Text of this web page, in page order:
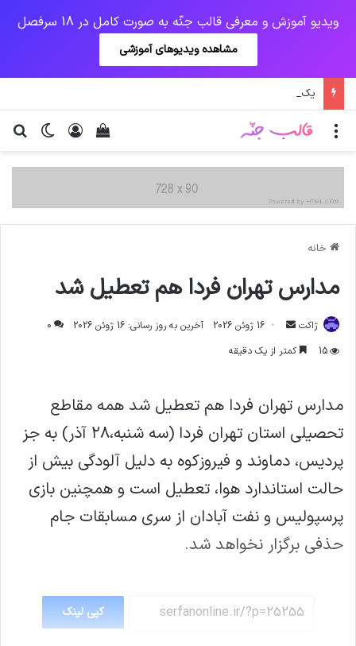
ویدیو آموزش و معرفی قالب جنّه به صورت کامل در 18 سرفصل
مشاهده ویدیوهای آموزشی
تغییر ورود
دیدن سبد خرید منو
خانه
مدارس تهران فردا هم تعطیل شد
ژاکت
ارسال
ایمیل
16 ژوئن 2026 آخرین به روز رسانی: 16 ژوئن 2026
0
15
کمتر از یک دقیقه
مدارس تهران فردا هم تعطیل شد همه مقاطع
تحصیلی استان تهران فردا (سه شنبه،۲۸ آذر) به جز
پردیس، دماوند و فیروزکوه به دلیل آلودگی بیش از
حالت استاندارد هوا، تعطيل است و همچنین بازی
پرسپولیس و نفت آبادان از سری مسابقات جام
حذفی برگزار نخواهد شد.
کپی لینک